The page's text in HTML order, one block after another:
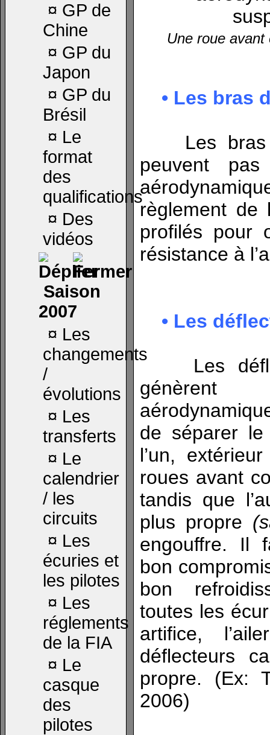
¤ GP de
Chine
¤ GP du
Japon
¤ GP du
Brésil
¤ Le
format
des
qualifications
¤ Des
vidéos
Saison
2007
¤ Les
changements
/
évolutions
¤ Les
transferts
¤ Le
calendrier
/ les
circuits
¤ Les
écuries et
les pilotes
¤ Les
réglements
de la FIA
¤ Le
casque
des
pilotes
Une roue
• Les bras
Les bras
peuvent pas
règlement de
profilés pour
résistance à
• Les
Les
de séparer
l’un,
roues avant
tandis que
plus propre
engouffre. Il
bon
bon
toutes les
artifice,
déflecteurs
propre. (Ex:
2006)